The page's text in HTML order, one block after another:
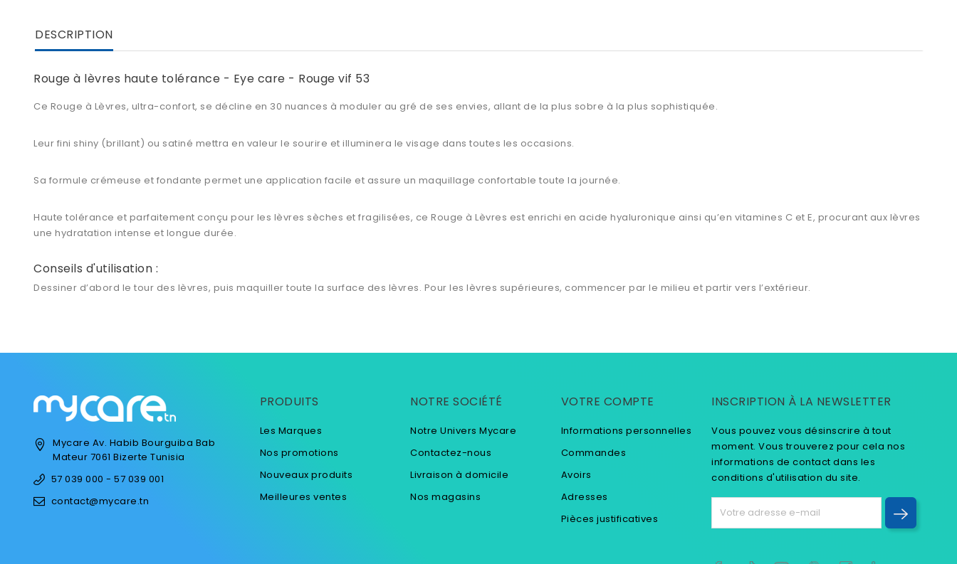
DESCRIPTION
Rouge à lèvres haute tolérance - Eye care - Rouge vif 53
Ce Rouge à Lèvres, ultra-confort, se décline en 30 nuances à moduler au gré de ses envies, allant de la plus sobre à la plus sophistiquée.
Leur fini shiny (brillant) ou satiné mettra en valeur le sourire et illuminera le visage dans toutes les occasions.
Sa formule crémeuse et fondante permet une application facile et assure un maquillage confortable toute la journée.
Haute tolérance et parfaitement conçu pour les lèvres sèches et fragilisées, ce Rouge à Lèvres est enrichi en acide hyaluronique ainsi qu’en vitamines C et E, procurant aux lèvres
une hydratation intense et longue durée.
Conseils d'utilisation :
Dessiner d’abord le tour des lèvres, puis maquiller toute la surface des lèvres. Pour les lèvres supérieures, commencer par le milieu et partir vers l’extérieur.
Mycare Av. Habib Bourguiba Bab
Mateur 7061 Bizerte Tunisia
57 039 000 - 57 039 001
contact@mycare.tn
PRODUITS
Les Marques
Nos promotions
Nouveaux produits
Meilleures ventes
NOTRE SOCIÉTÉ
Notre Univers Mycare
Contactez-nous
Livraison à domicile
Nos magasins
VOTRE COMPTE
Informations personnelles
Commandes
Avoirs
Adresses
Pièces justificatives
INSCRIPTION À LA NEWSLETTER
Vous pouvez vous désinscrire à tout
moment. Vous trouverez pour cela nos
informations de contact dans les
conditions d'utilisation du site.